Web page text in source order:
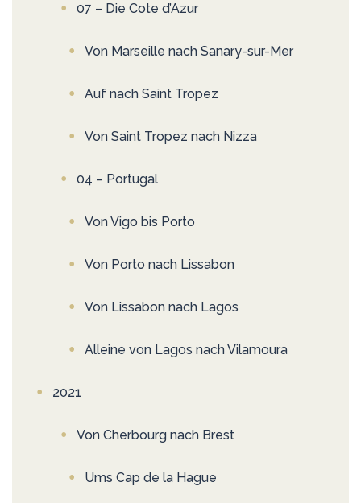
07 – Die Cote d’Azur
Von Marseille nach Sanary-sur-Mer
Auf nach Saint Tropez
Von Saint Tropez nach Nizza
04 – Portugal
Von Vigo bis Porto
Von Porto nach Lissabon
Von Lissabon nach Lagos
Alleine von Lagos nach Vilamoura
2021
Von Cherbourg nach Brest
Ums Cap de la Hague